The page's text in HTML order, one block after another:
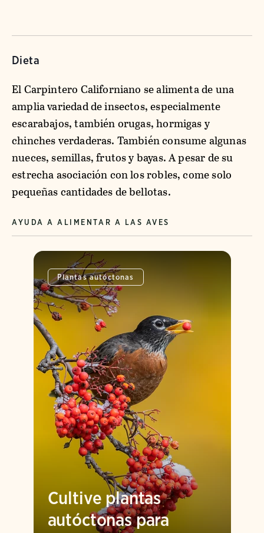
Dieta
El Carpintero Californiano se alimenta de una
amplia variedad de insectos, especialmente
escarabajos, también orugas, hormigas y
chinches verdaderas. También consume algunas
nueces, semillas, frutos y bayas. A pesar de su
estrecha asociación con los robles, come solo
pequeñas cantidades de bellotas.
AYUDA A ALIMENTAR A LAS AVES
Plantas autóctonas
Cultive plantas
autóctonas para